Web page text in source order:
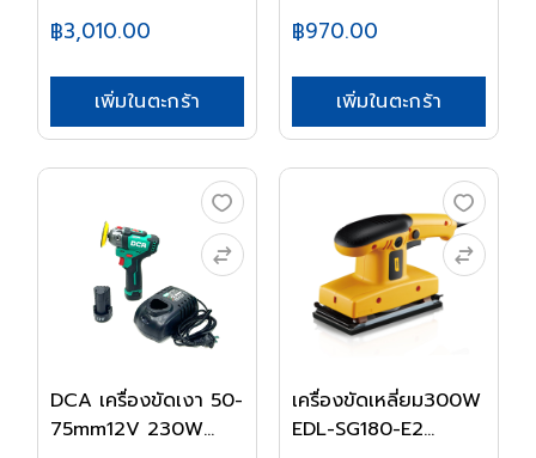
฿3,010.00
เพิ่มในตะกร้า
฿970.00
เพิ่มในตะกร้า
DCA เครื่องขัดเงา 50-
75mm12V 230W...
เครื่องขัดเหลี่ยม300W
EDL-SG180-E2...